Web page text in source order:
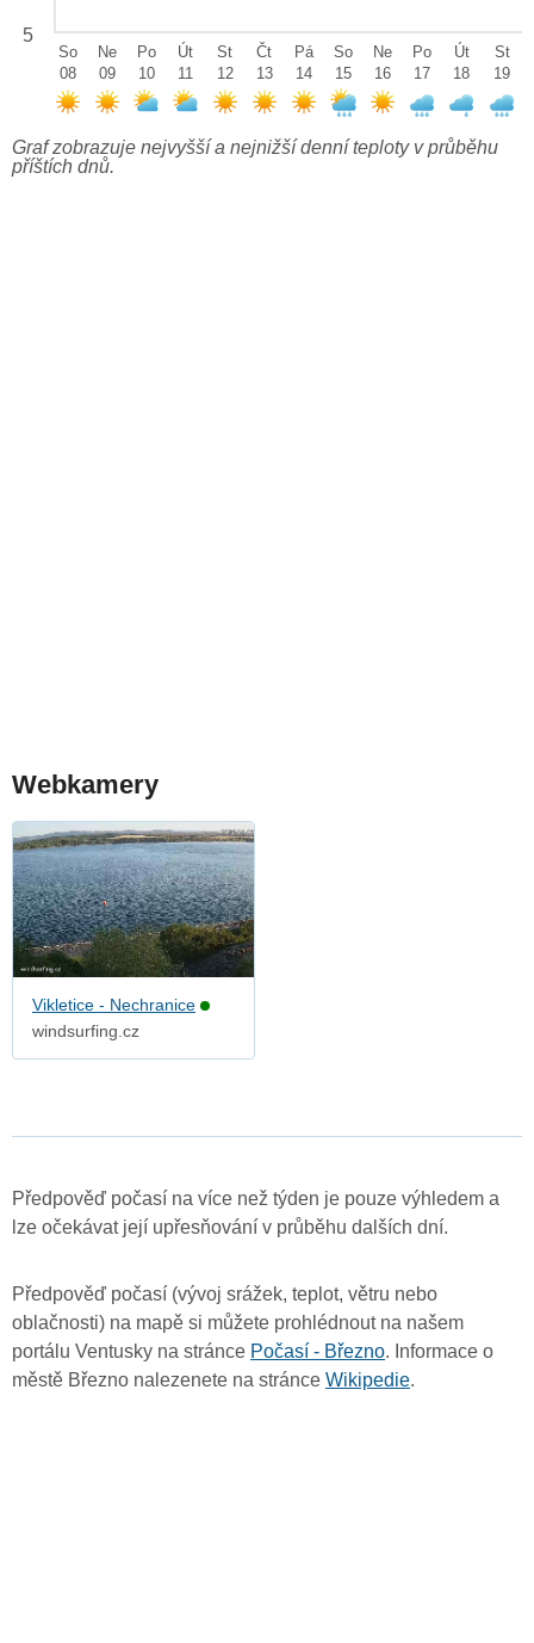
5
So
08
Ne
09
Po
10
Út
11
St
12
Čt
13
Pá
14
So
15
Ne
16
Po
17
Út
18
St
19
Graf zobrazuje nejvyšší a nejnižší denní teploty v průběhu
příštích dnů.
Webkamery
Vikletice - Nechranice
windsurfing.cz
Předpověď počasí na více než týden je pouze výhledem a
lze očekávat její upřesňování v průběhu dalších dní.
Předpověď počasí (vývoj srážek, teplot, větru nebo
oblačnosti) na mapě si můžete prohlédnout na našem
portálu Ventusky na stránce Počasí - Březno. Informace o
městě Březno nalezenete na stránce Wikipedie.